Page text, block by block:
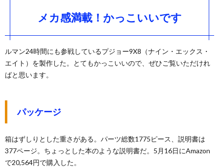
メカ感満載！かっこいいです
ルマン24時間にも参戦しているプジョー9X8（ナイン・エックス・
エイト）を製作した。とてもかっこいいので、ぜひご覧いただけれ
ばと思います。
パッケージ
箱はずしりとした重さがある。パーツ総数1775ピース、説明書は
377ページ。ちょっとした本のような説明書だ。5月16日にAmazon
で20,564円で購入した。